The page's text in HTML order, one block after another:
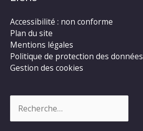
Accessibilité : non conforme
Plan du site
Mentions légales
Politique de protection des données
Gestion des cookies